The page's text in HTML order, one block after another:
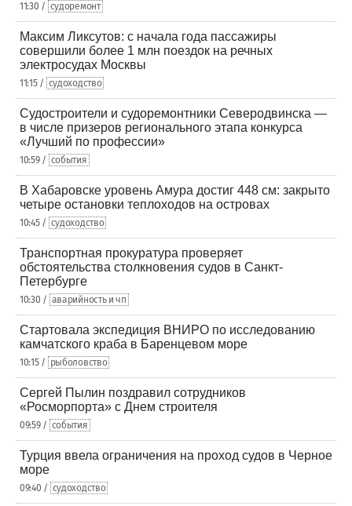
11:30 / судоремонт
Максим Ликсутов: с начала года пассажиры
совершили более 1 млн поездок на речных
электросудах Москвы
11:15 / судоходство
Судостроители и судоремонтники Северодвинска —
в числе призеров регионального этапа конкурса
«Лучший по профессии»
10:59 / события
В Хабаровске уровень Амура достиг 448 см: закрыто
четыре остановки теплоходов на островах
10:45 / судоходство
Транспортная прокуратура проверяет
обстоятельства столкновения судов в Санкт-
Петербурге
10:30 / аварийность и чп
Стартовала экспедиция ВНИРО по исследованию
камчатского краба в Баренцевом море
10:15 / рыболовство
Сергей Пылин поздравил сотрудников
«Росморпорта» с Днем строителя
09:59 / события
Турция ввела ограничения на проход судов в Черное
море
09:40 / судоходство